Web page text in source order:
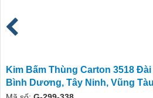
Kim Bấm Thùng Carton 3518
Bình Dương, Tây Ninh, Vũng